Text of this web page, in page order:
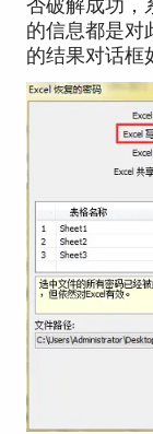
否破解成功，
的信息都是对
的结果对话框